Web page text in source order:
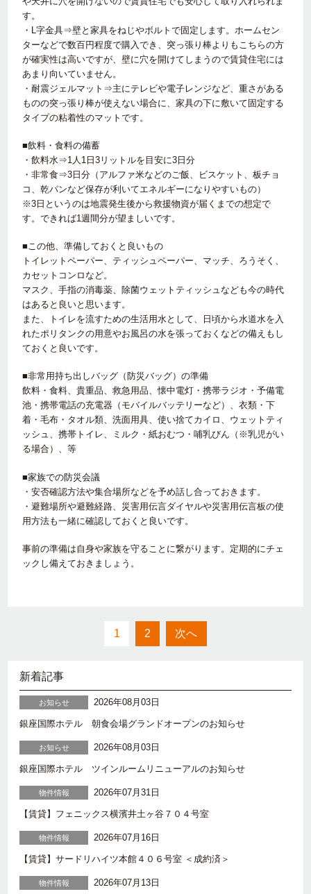
す。
・L字金具⇒壁と家具をねじやボルトで固定します。ホームセン
ターなどで数百円程度で購入でき、突っ張り棒よりもこちらの方
が確実性は高いですが、壁に穴を開けてしまうので賃貸住宅には
あまり向いていません。
・耐震ジェルマット⇒主にテレビや電子レンジなど、重さがある
ものの突っ張り棒が使えない場合に、家具の下に敷いて固定する
タイプの粘着性のマットです。
■飲料・食料の備蓄
・飲料水⇒1人1日3リットルを目安に3日分
・非常食⇒3日分（アルファ米などのご飯、ビスケット、板チョ
コ、乾パンなど保存が利いてエネルギーになりやすいもの）
※3日というのは地震発生後から救援物資が届くまでの想定で
す。できれば1週間分が望ましいです。
■この他、準備しておくと良いもの
トイレットペーパー、ティッシュペーパー、マッチ、ろうそく、
カセットコンロなど。
マスク、手指の消毒薬、除菌ウェットティッシュなども今の時代
はあると良いと思います。
また、トイレを流すための生活用水として、日頃から水道水を入
れたポリタンクの用意やお風呂の水を張っておくなどの備えもし
ておくと良いです。
■非常用持ち出しバッグ（防災バッグ）の準備
飲料・食料、貴重品、救急用品、懐中電灯・携帯ラジオ・予備電
池・携帯電話の充電器（モバイルバッテリーなど）、衣類・下
着・毛布・タオル類、洗面用具、使い捨てカイロ、ウェットティ
ッシュ、携帯トイレ、ミルク・紙おむつ・哺乳びん（※乳児がい
る場合）、等
■家族での防災会議
・安否確認方法や集合場所などを予め話し合っておきます。
・避難場所や避難経路、災害用伝言ダイヤルや災害用伝言板の使
用方法も一緒に確認しておくと良いです。
事前の準備は自身や家族を守ることに繋がります。定期的にチェ
ックし備えておきましょう。
1 2 次へ
新着記事
お知らせ 2026年08月03日
銀座国際ホテル 朝食会場グランドオープンのお知らせ
お知らせ 2026年08月03日
銀座国際ホテル ツインルームリニューアルのお知らせ
物件情報 2026年07月31日
【賃貸】フェニックス横濱井土ヶ谷７０４号室
物件情報 2026年07月16日
【賃貸】サードリハイツ本館４０６号室 ＜成約済＞
物件情報 2026年07月13日